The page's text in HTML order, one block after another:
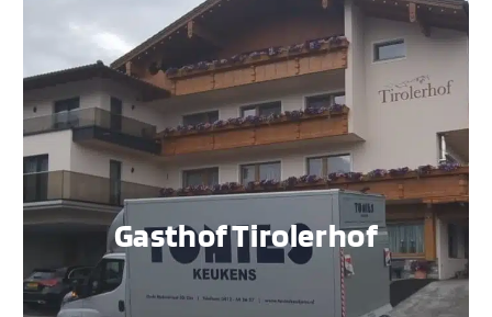
Gasthof Tirolerhof